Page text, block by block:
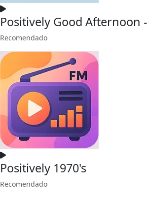
Positively Good Afternoon
Recomendado
Positively 1970's
Recomendado